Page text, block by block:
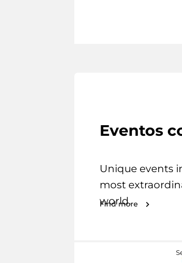
Eventos
Unique events
most
world.
Find more